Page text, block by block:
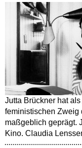
Jutta Brückner hat
feministischen Zweig
maßgeblich geprägt.
Kino. Claudia